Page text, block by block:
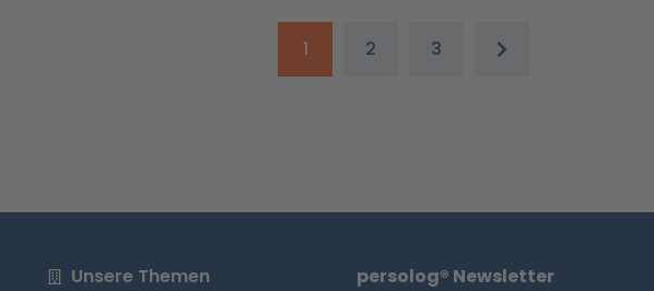
1 2 3
Unsere Themen
persolog® Newsletter